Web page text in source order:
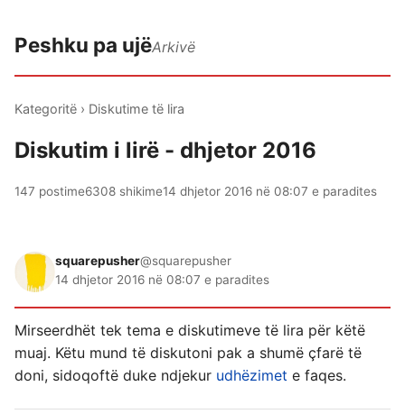
Peshku pa ujëArkivë
Kategoritë › Diskutime të lira
Diskutim i lirë - dhjetor 2016
147 postime6308 shikime14 dhjetor 2016 në 08:07 e paradites
squarepusher@squarepusher
14 dhjetor 2016 në 08:07 e paradites
Mirseerdhët tek tema e diskutimeve të lira për këtë
muaj. Këtu mund të diskutoni pak a shumë çfarë të
doni, sidoqoftë duke ndjekur udhëzimet e faqes.